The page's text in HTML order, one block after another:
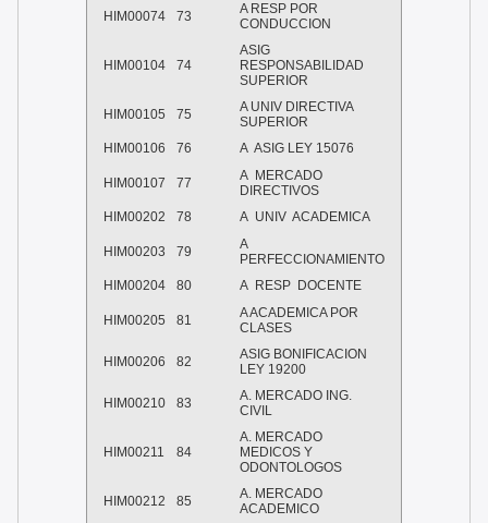
HIM00074 73
A RESP POR
CONDUCCION
HIM00104 74
ASIG
RESPONSABILIDAD
SUPERIOR
HIM00105 75
A UNIV DIRECTIVA
SUPERIOR
HIM00106
76 A ASIG LEY 15076
HIM00107 77 A MERCADO
DIRECTIVOS
HIM00202
78 A UNIV ACADEMICA
HIM00203 79
A
PERFECCIONAMIENTO
HIM00204
80 A RESP DOCENTE
HIM00205 81
A ACADEMICA POR
CLASES
HIM00206 82
ASIG BONIFICACION
LEY 19200
HIM00210 83
A. MERCADO ING.
CIVIL
HIM00211 84
A. MERCADO
MEDICOS Y
ODONTOLOGOS
HIM00212 85
A. MERCADO
ACADEMICO